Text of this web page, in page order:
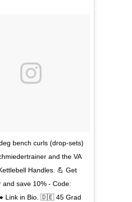
bench curls (drop-sets)
and the VA
Handles. 💪 Get
and save 10% - Code:
Link in Bio. 🇩🇪 45 Grad